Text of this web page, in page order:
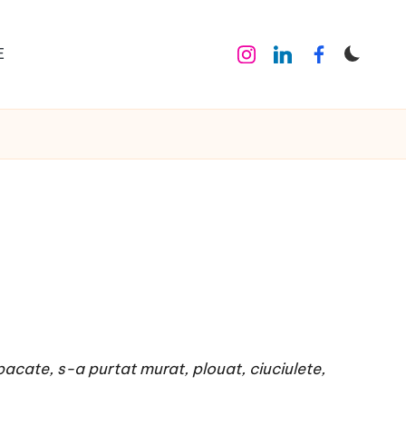
Instagram
LinkedinFacebook
s-a purtat murat, plouat, ciuciulete,